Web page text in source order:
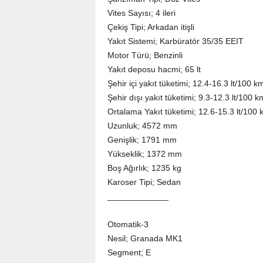
Vites Sayısı; 4 ileri
Çekiş Tipi; Arkadan itişli
Yakıt Sistemi; Karbüratör 35/35 EEIT
Motor Türü; Benzinli
Yakıt deposu hacmi; 65 lt
Şehir içi yakıt tüketimi; 12.4-16.3 lt/100
Şehir dışı yakıt tüketimi; 9.3-12.3 lt/100
Ortalama Yakıt tüketimi; 12.6-15.3 lt/100
Uzunluk; 4572 mm
Genişlik; 1791 mm
Yükseklik; 1372 mm
Boş Ağırlık; 1235 kg
Karoser Tipi; Sedan
Otomatik-3
Nesil; Granada MK1
Segment; E